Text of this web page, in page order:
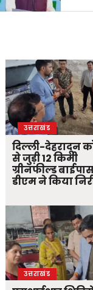
उत्तराखंड
दिल्ली-देहरादून
से जुड़ी 12 किमी
ग्रीनफील्ड
डीएम ने किया
उत्तराखंड